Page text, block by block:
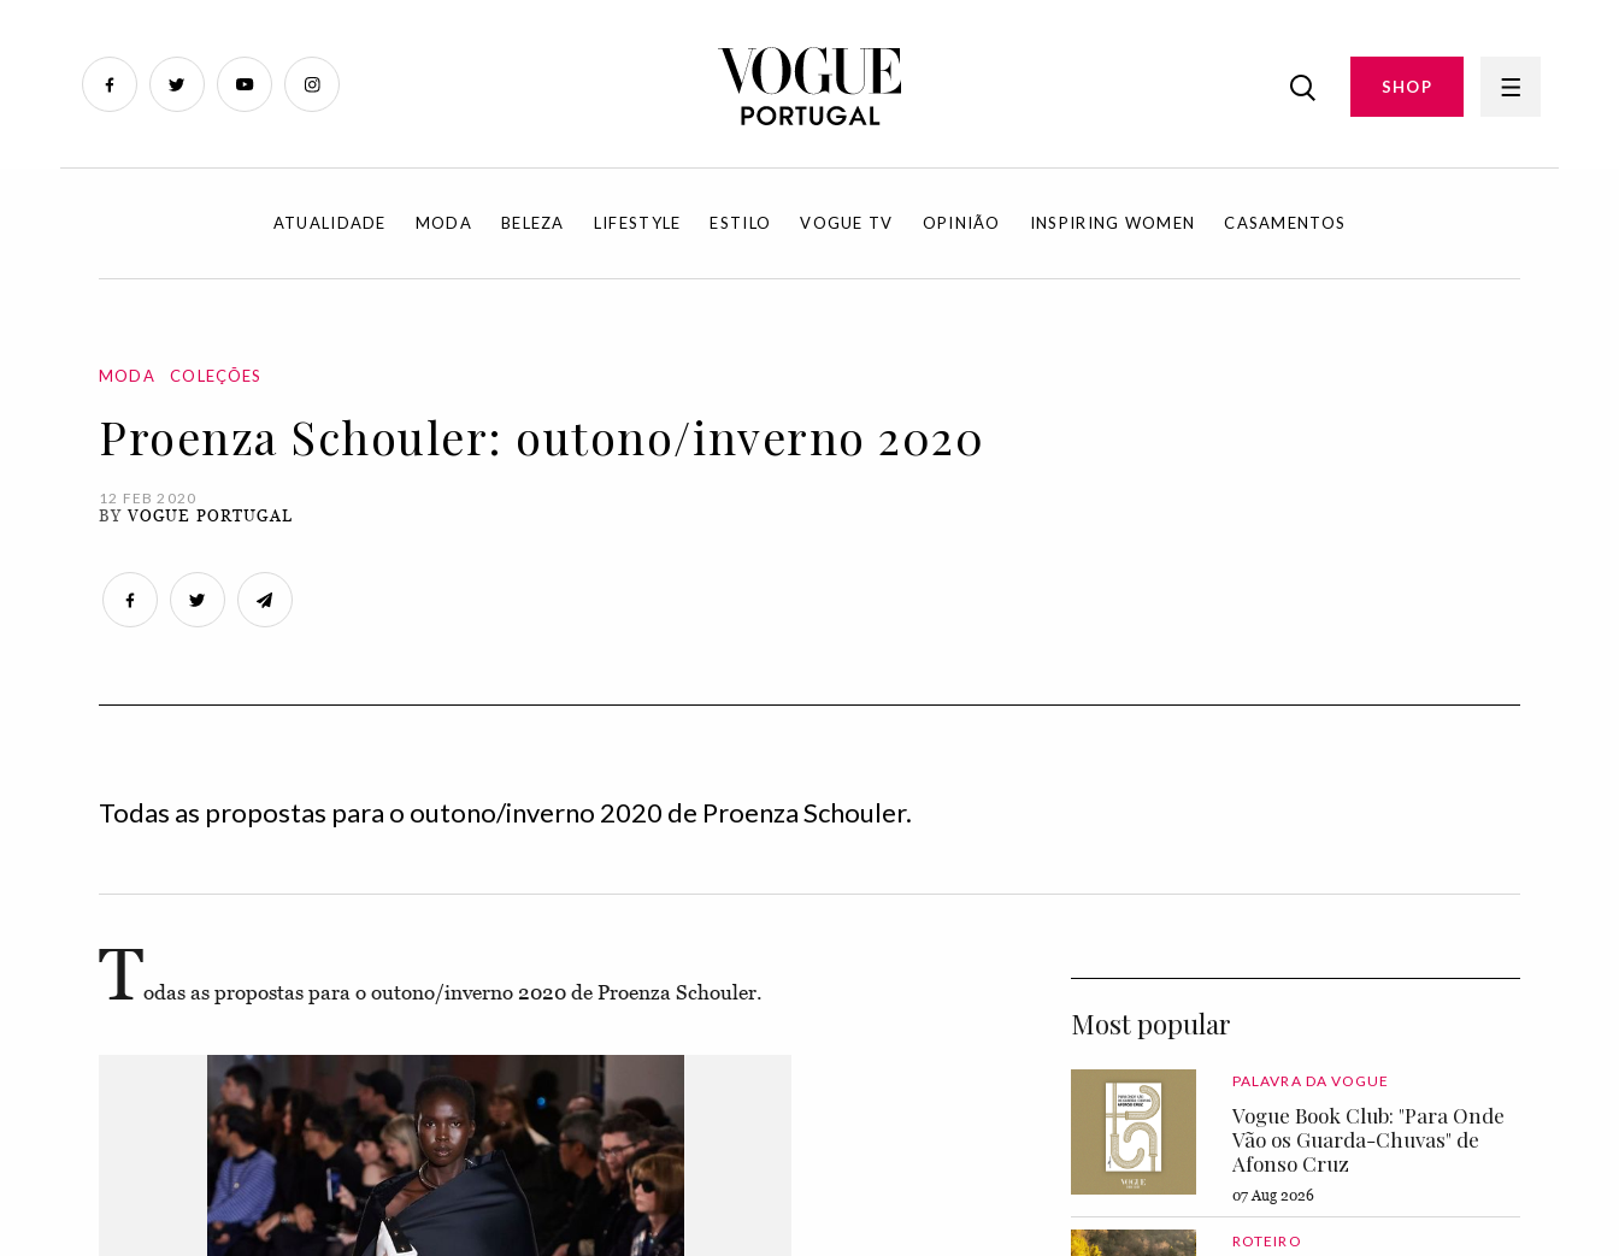
SHOP
ATUALIDADE MODA BELEZA LIFESTYLE ESTILO VOGUE TV OPINIÃO INSPIRING WOMEN CASAMENTOS
MODA COLEÇÕES
Proenza Schouler: outono/inverno 2020
12 FEB 2020
BYVOGUE PORTUGAL
Todas as propostas para o outono/inverno 2020 de Proenza Schouler.
Todas as propostas para o outono/inverno 2020 de Proenza Schouler.
Most popular
PALAVRA DA VOGUE
Vogue Book Club: "Para Onde
Vão os Guarda-Chuvas" de
Afonso Cruz
07 Aug 2026
ROTEIRO